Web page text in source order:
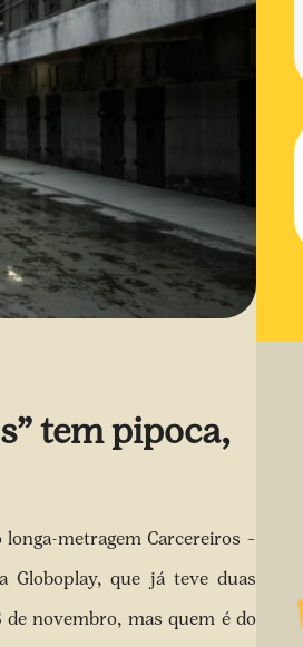
tem pipoca,
metragem Carcereiros –
que já teve duas
de novembro, mas quem é do